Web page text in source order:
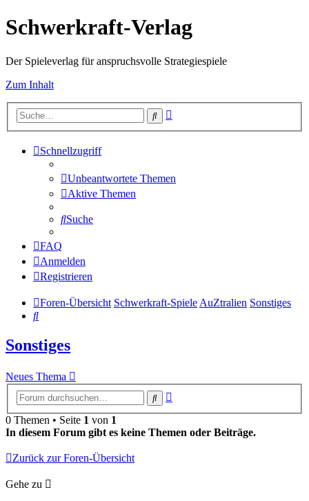
Schwerkraft-Verlag
Der Spieleverlag für anspruchsvolle Strategiespiele
Zum Inhalt
Suche
Schnellzugriff
Unbeantwortete Themen
Aktive Themen
Suche
FAQ
Anmelden
Registrieren
Foren-Übersicht Schwerkraft-SpieleAuZtralien Sonstiges
Suche
Sonstiges
Neues Thema
Suche
0 Themen • Seite 1 von 1
In diesem Forum gibt es keine Themen oder Beiträge.
Zurück zur Foren-Übersicht
Gehe zu